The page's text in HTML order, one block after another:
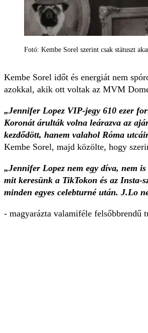
Fotó: Kembe Sorel szerint csak státuszt
Kembe Sorel időt és energiát nem
azokkal, akik ott voltak az MVM
„Jennifer Lopez VIP-jegy 610 ezer
Koronát árulták volna leárazva az
kezdődött, hanem valahol Róma
Kembe Sorel, majd közölte, hogy
„Jennifer Lopez nem egy díva, nem
mit keresünk a TikTokon és az Insta-
minden egyes celebturné után. J.Lo
- magyarázta valamiféle felsőbbrendű